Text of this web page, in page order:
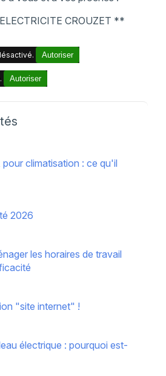
CROUZET **
Autoriser
Autoriser
climatisation : ce qu'il
2026
les horaires de travail
"site internet" !
électrique : pourquoi est-